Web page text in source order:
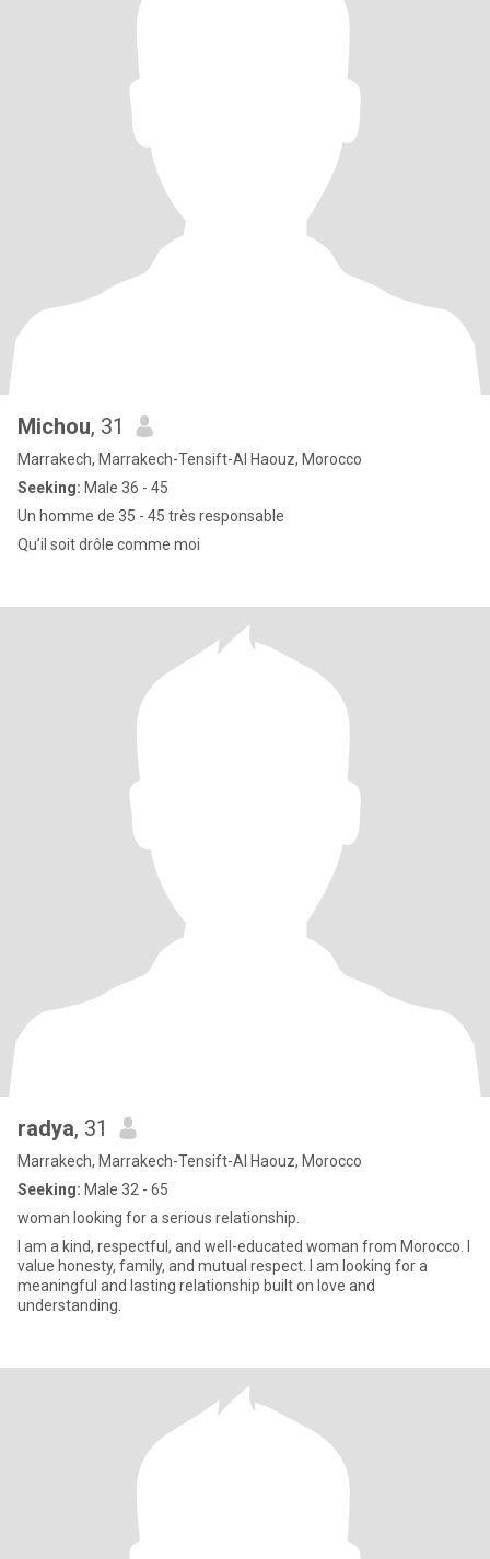
Michou, 31
Marrakech, Marrakech-Tensift-Al Haouz, Morocco
Seeking: Male 36 - 45
Un homme de 35 - 45 très responsable
Qu’il soit drôle comme moi
radya, 31
Marrakech, Marrakech-Tensift-Al Haouz, Morocco
Seeking: Male 32 - 65
woman looking for a serious relationship.
I am a kind, respectful, and well-educated woman from Morocco. I
value honesty, family, and mutual respect. I am looking for a
meaningful and lasting relationship built on love and
understanding.